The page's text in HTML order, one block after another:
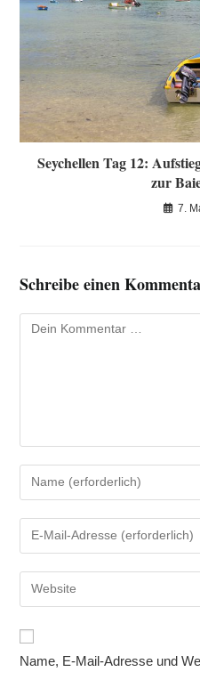
Seychellen Tag 12:
zur
7.
Schreibe einen
Kommentar
Gib
deinen
Namen
oder
zum
Kommentieren
ein
Gib
deine
E-
Mail-
Kommentieren
Gib
deine
URL
ein
Name, E-Mail-Adresse und